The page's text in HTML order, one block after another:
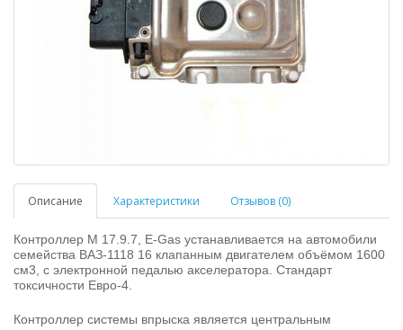
Описание Характеристики Отзывов (0)
Контроллер М 17.9.7, E-Gas устанавливается на автомобили
семейства ВАЗ-1118 16 клапанным двигателем объёмом 1600
см3 , с электронной педалью акселератора. Стандарт
токсичности Евро-4.
Контроллер системы впрыска является центральным